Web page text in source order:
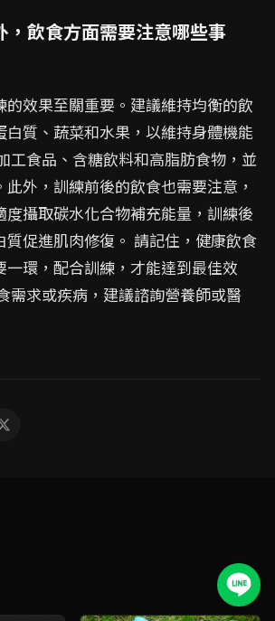
，飲食方面需要注意哪些事
的效果至關重要。建議維持均衡的飲
白質、蔬菜和水果，以維持身體機能
工食品、含糖飲料和高脂肪食物，並
外，訓練前後的飲食也需要注意，
度攝取碳水化合物補充能量，訓練後
質促進肌肉修復。 請記住，健康飲食
一環，配合訓練，才能達到最佳效
需求或疾病，建議諮詢營養師或醫